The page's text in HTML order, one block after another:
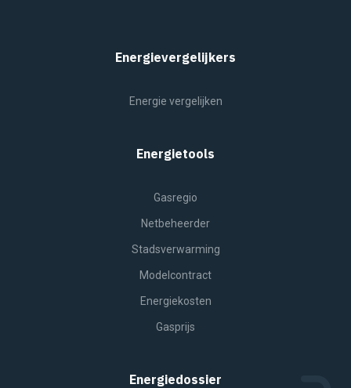
Energievergelijkers
Energie vergelijken
Energietools
Gasregio
Netbeheerder
Stadsverwarming
Modelcontract
Energiekosten
Gasprijs
Energiedossier